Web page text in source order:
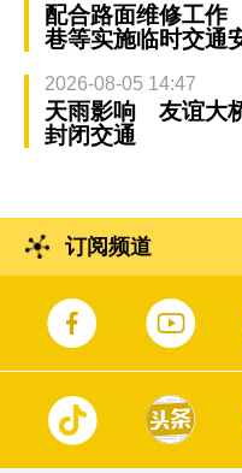
配合路面维修工
巷等实施临时交通
2026-08-05 14:47
天雨影响 友谊大
封闭交通
订阅频道